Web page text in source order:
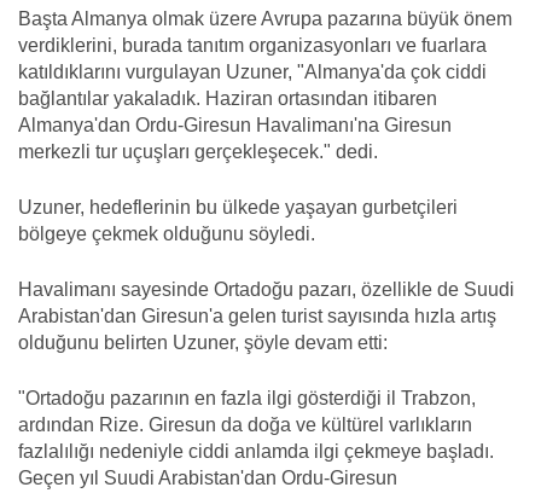
Başta Almanya olmak üzere Avrupa pazarına büyük önem
verdiklerini, burada tanıtım organizasyonları ve fuarlara
katıldıklarını vurgulayan Uzuner, "Almanya'da çok ciddi
bağlantılar yakaladık. Haziran ortasından itibaren
Almanya'dan Ordu-Giresun Havalimanı'na Giresun
merkezli tur uçuşları gerçekleşecek." dedi.
Uzuner, hedeflerinin bu ülkede yaşayan gurbetçileri
bölgeye çekmek olduğunu söyledi.
Havalimanı sayesinde Ortadoğu pazarı, özellikle de Suudi
Arabistan'dan Giresun'a gelen turist sayısında hızla artış
olduğunu belirten Uzuner, şöyle devam etti:
"Ortadoğu pazarının en fazla ilgi gösterdiği il Trabzon,
ardından Rize. Giresun da doğa ve kültürel varlıkların
fazlalılığı nedeniyle ciddi anlamda ilgi çekmeye başladı.
Geçen yıl Suudi Arabistan'dan Ordu-Giresun